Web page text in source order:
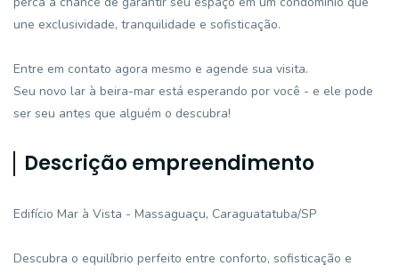
une exclusividade, tranquilidade e sofisticação.
Entre em contato agora mesmo e agende sua visita.
Seu novo lar à beira-mar está esperando por você - e ele pode
ser seu antes que alguém o descubra!
Descrição empreendimento
Edifício Mar à Vista - Massaguaçu, Caraguatatuba/SP
Descubra o equilíbrio perfeito entre conforto, sofisticação e